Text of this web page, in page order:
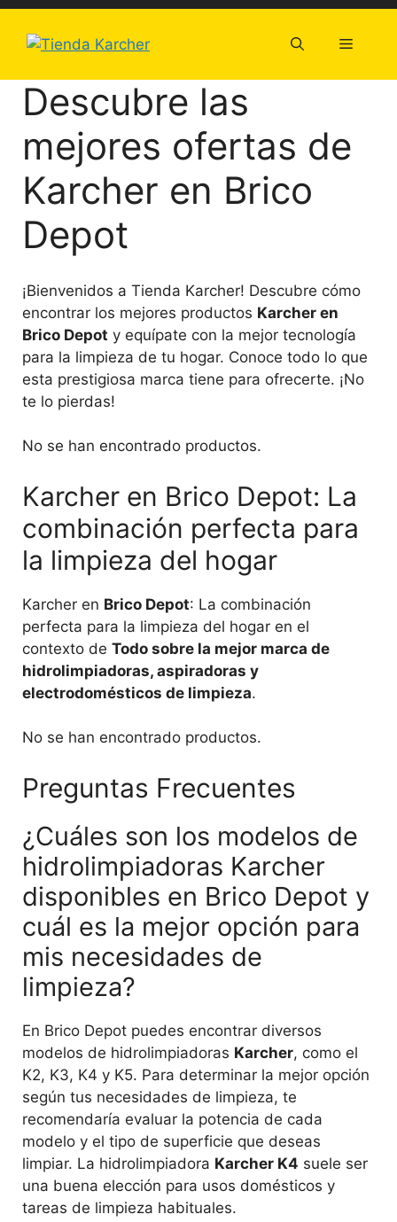
Saltar
contenido
Menú
Descubre las
mejores ofertas de
Karcher en Brico
Depot
¡Bienvenidos a Tienda Karcher! Descubre cómo
encontrar los mejores productos Karcher en
Brico Depot y equípate con la mejor tecnología
para la limpieza de tu hogar. Conoce todo lo que
esta prestigiosa marca tiene para ofrecerte. ¡No
te lo pierdas!
No se han encontrado productos.
Karcher en Brico Depot: La
combinación perfecta para
la limpieza del hogar
Karcher en Brico Depot: La combinación
perfecta para la limpieza del hogar en el
contexto de Todo sobre la mejor marca de
hidrolimpiadoras, aspiradoras y
electrodomésticos de limpieza.
No se han encontrado productos.
Preguntas Frecuentes
¿Cuáles son los modelos de
hidrolimpiadoras Karcher
disponibles en Brico Depot y
cuál es la mejor opción para
mis necesidades de
limpieza?
En Brico Depot puedes encontrar diversos
modelos de hidrolimpiadoras Karcher, como el
K2, K3, K4 y K5. Para determinar la mejor opción
según tus necesidades de limpieza, te
recomendaría evaluar la potencia de cada
modelo y el tipo de superficie que deseas
limpiar. La hidrolimpiadora Karcher K4 suele ser
una buena elección para usos domésticos y
tareas de limpieza habituales.